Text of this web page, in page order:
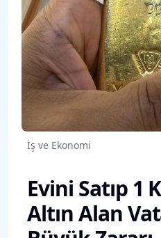
İş ve Ekonomi
Evini Satıp 1
Altın Alan